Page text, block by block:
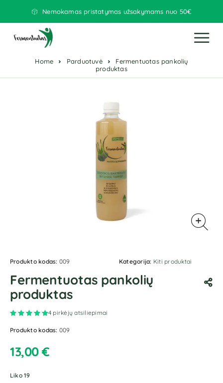
Nemokamas pristatymas užsakymams nuo 50€
Home Parduotuvė
Fermentuotas pankolių
produktas
Produkto kodas: 009 Kategorija: Kiti produktai
Fermentuotas pankolių
produktas
Įvertinimas:5.00iš 5 (viso įvertinimų:
4 pirkėjų atsiliepimai
Produkto kodas: 009
13,00€
Liko 19